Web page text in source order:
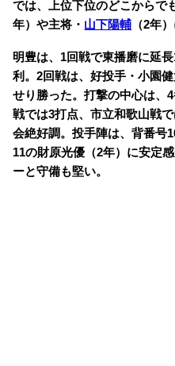
では、上位下位のどこからで
年）や主将・ 山下陽輔 （2年
明豊は、1回戦で東播磨に延
利。2回戦は、好投手・小園
せり勝った。打撃の中心は、
戦では3打点、市立和歌山戦
会絶好調。投手陣は、背番号
11の財原光優（2年）に安定
ーと守備も堅い。